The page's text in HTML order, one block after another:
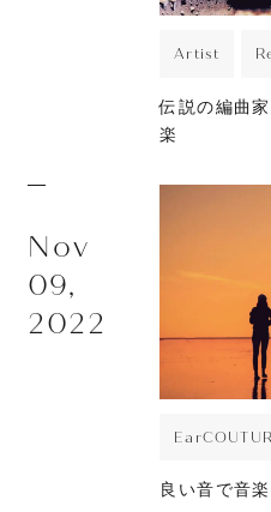
Artist
伝説の編曲
楽
Nov
09,
2022
良い音で音